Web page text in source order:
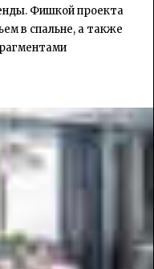
Фишкой проекта
в спальне, а также